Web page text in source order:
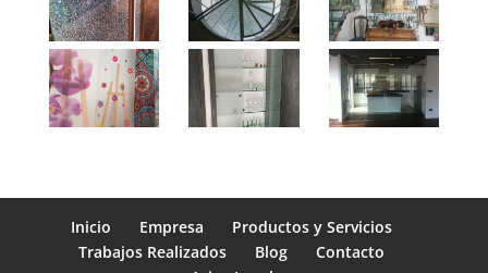
Inicio Empresa
Productos y Servicios
Trabajos Realizados
Blog
Contacto